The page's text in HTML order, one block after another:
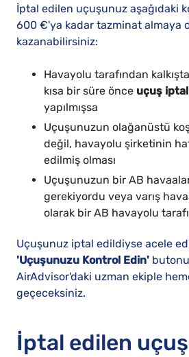
İptal edilen uçuşunuz aşağıdaki
600 €'ya kadar tazminat almaya
kazanabilirsiniz:
Havayolu tarafından
kısa bir süre önce uçuş
yapılmışsa
Uçuşunuzun olağanüstü
değil, havayolu şirketinin
edilmiş olması
Uçuşunuzun bir AB
gerekiyordu veya varış
olarak bir AB havayolu
Uçuşunuz iptal edildiyse acele
'Uçuşunuzu Kontrol Edin'
AirAdvisor'daki uzman ekiple
geçeceksiniz.
İptal edilen